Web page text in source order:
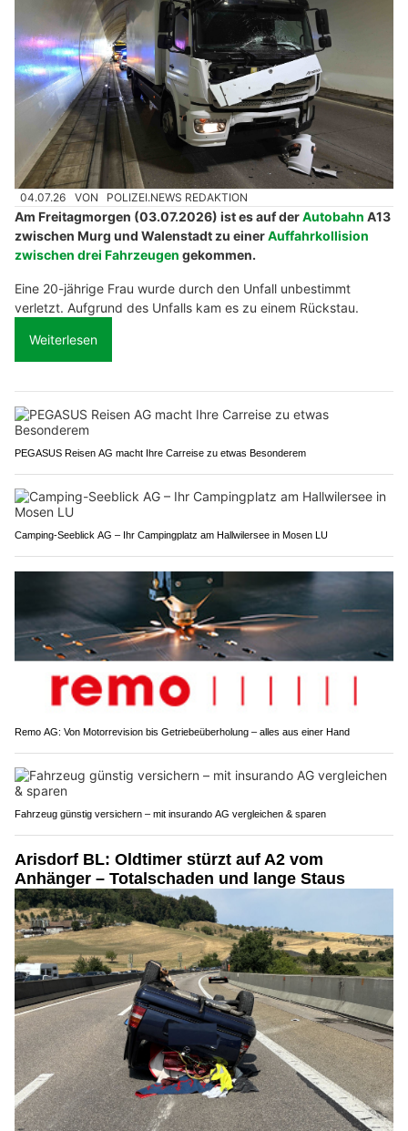
04.07.26 VON POLIZEI.NEWS REDAKTION
Am Freitagmorgen (03.07.2026) ist es auf derAutobahn A13
zwischen Murg und Walenstadt zu einerAuffahrkollision
zwischen drei Fahrzeugen gekommen.
Eine 20-jährige Frau wurde durch den Unfall unbestimmt
verletzt. Aufgrund des Unfalls kam es zu einem Rückstau.
Weiterlesen
PEGASUS Reisen AG macht Ihre Carreise zu etwas Besonderem
Camping-Seeblick AG – Ihr Campingplatz am Hallwilersee in Mosen LU
Remo AG: Von Motorrevision bis Getriebeüberholung – alles aus einer Hand
Fahrzeug günstig versichern – mit insurando AG vergleichen & sparen
Arisdorf BL: Oldtimer stürzt auf A2 vom
Anhänger – Totalschaden und lange Staus